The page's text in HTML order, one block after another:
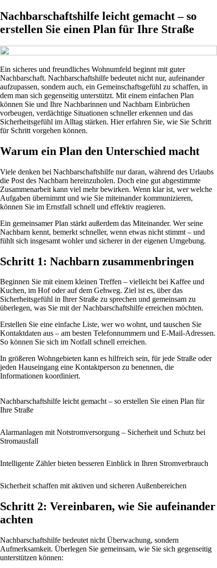
Nachbarschaftshilfe leicht gemacht – so
erstellen Sie einen Plan für Ihre Straße
Ein sicheres und freundliches Wohnumfeld beginnt mit guter
Nachbarschaft. Nachbarschaftshilfe bedeutet nicht nur, aufeinander
aufzupassen, sondern auch, ein Gemeinschaftsgefühl zu schaffen, in
dem man sich gegenseitig unterstützt. Mit einem einfachen Plan
können Sie und Ihre Nachbarinnen und Nachbarn Einbrüchen
vorbeugen, verdächtige Situationen schneller erkennen und das
Sicherheitsgefühl im Alltag stärken. Hier erfahren Sie, wie Sie Schritt
für Schritt vorgehen können.
Warum ein Plan den Unterschied macht
Viele denken bei Nachbarschaftshilfe nur daran, während des Urlaubs
die Post des Nachbarn hereinzuholen. Doch eine gut abgestimmte
Zusammenarbeit kann viel mehr bewirken. Wenn klar ist, wer welche
Aufgaben übernimmt und wie Sie miteinander kommunizieren,
können Sie im Ernstfall schnell und effektiv reagieren.
Ein gemeinsamer Plan stärkt außerdem das Miteinander. Wer seine
Nachbarn kennt, bemerkt schneller, wenn etwas nicht stimmt – und
fühlt sich insgesamt wohler und sicherer in der eigenen Umgebung.
Schritt 1: Nachbarn zusammenbringen
Beginnen Sie mit einem kleinen Treffen – vielleicht bei Kaffee und
Kuchen, im Hof oder auf dem Gehweg. Ziel ist es, über das
Sicherheitsgefühl in Ihrer Straße zu sprechen und gemeinsam zu
überlegen, was Sie mit der Nachbarschaftshilfe erreichen möchten.
Erstellen Sie eine einfache Liste, wer wo wohnt, und tauschen Sie
Kontaktdaten aus – am besten Telefonnummern und E-Mail-Adressen.
So können Sie sich im Notfall schnell erreichen.
In größeren Wohngebieten kann es hilfreich sein, für jede Straße oder
jeden Hauseingang eine Kontaktperson zu benennen, die
Informationen koordiniert.
Nachbarschaftshilfe leicht gemacht – so erstellen Sie einen Plan für
Ihre Straße
Alarmanlagen mit Notstromversorgung – Sicherheit und Schutz bei
Stromausfall
Intelligente Zähler bieten besseren Einblick in Ihren Stromverbrauch
Sicherheit schaffen mit aktiven und sicheren Außenbereichen
Schritt 2: Vereinbaren, wie Sie aufeinander
achten
Nachbarschaftshilfe bedeutet nicht Überwachung, sondern
Aufmerksamkeit. Überlegen Sie gemeinsam, wie Sie sich gegenseitig
unterstützen können: